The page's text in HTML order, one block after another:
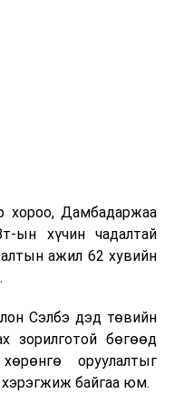
хороо, Дамбадаржаа
хүчин чадалтай
ажил 62 хувийн
Сэлбэ дэд төвийн
зорилготой бөгөөд
оруулалтыг
байгаа юм.